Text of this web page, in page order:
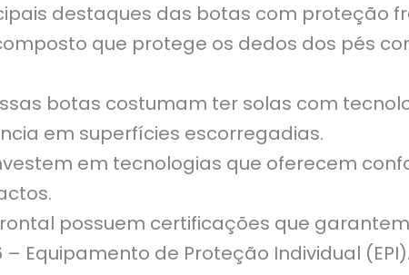
destaques das botas com proteção
que protege os dedos dos pés
botas costumam ter solas com
em superfícies escorregadias.
em tecnologias que oferecem
possuem certificações que
Equipamento de Proteção Individual (EPI).